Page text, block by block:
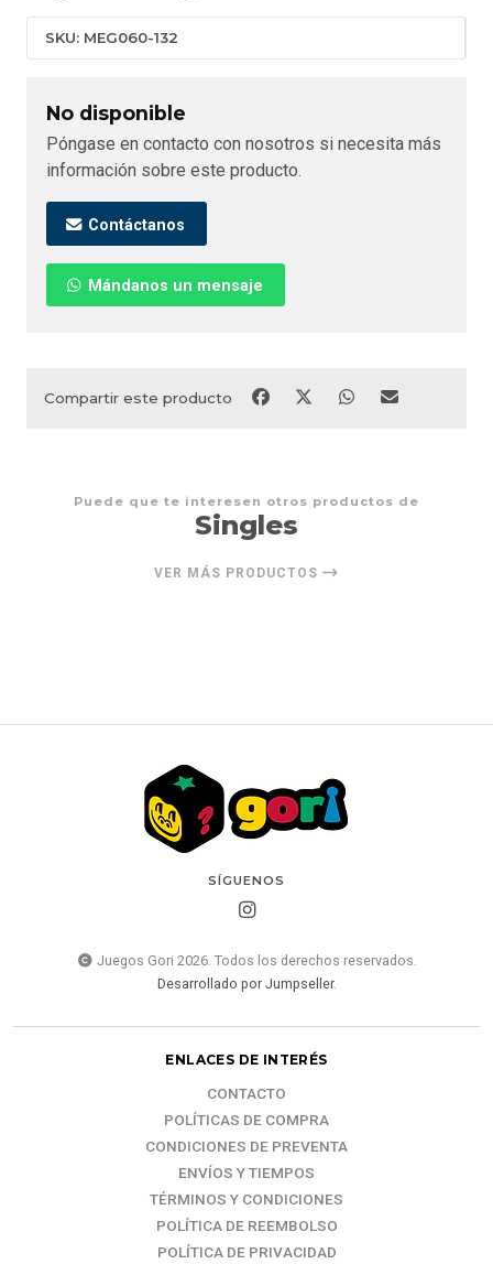
SKU: MEG060-132
No disponible
Póngase en contacto con nosotros si necesita más
información sobre este producto.
Contáctanos
Mándanos un mensaje
Compartir este producto
Puede que te interesen otros productos de
Singles
VER MÁS PRODUCTOS
SÍGUENOS
Juegos Gori 2026. Todos los derechos reservados.
Desarrollado por Jumpseller.
ENLACES DE INTERÉS
CONTACTO
POLÍTICAS DE COMPRA
CONDICIONES DE PREVENTA
ENVÍOS Y TIEMPOS
TÉRMINOS Y CONDICIONES
POLÍTICA DE REEMBOLSO
POLÍTICA DE PRIVACIDAD